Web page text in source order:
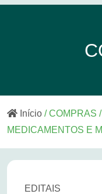
Início / COMPRAS
MEDICAMENTOS E
EDITAIS